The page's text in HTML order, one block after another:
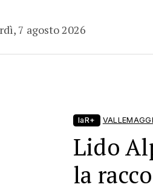
7 agosto 2026
laR+
Lido
la